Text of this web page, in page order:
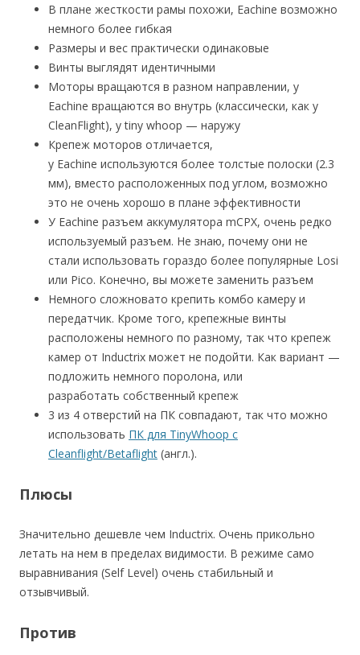
В плане жесткости рамы похожи, Eachine возможно
немного более гибкая
Размеры и вес практически одинаковые
Винты выглядят идентичными
Моторы вращаются в разном направлении, у
Eachine вращаются во внутрь (классически, как у
CleanFlight), у tiny whoop — наружу
Крепеж моторов отличается,
у Eachine используются более толстые полоски (2.3
мм), вместо расположенных под углом, возможно
это не очень хорошо в плане эффективности
У Eachine разъем аккумулятора mCPX, очень редко
используемый разъем. Не знаю, почему они не
стали использовать гораздо более популярные Losi
или Pico. Конечно, вы можете заменить разъем
Немного сложновато крепить комбо камеру и
передатчик. Кроме того, крепежные винты
расположены немного по разному, так что крепеж
камер от Inductrix может не подойти. Как вариант —
подложить немного поролона, или
разработать собственный крепеж
3 из 4 отверстий на ПК совпадают, так что можно
использовать ПК для TinyWhoop с
Cleanflight/Betaflight (англ.).
Плюсы
Значительно дешевле чем Inductrix. Очень прикольно
летать на нем в пределах видимости. В режиме само
выравнивания (Self Level) очень стабильный и
отзывчивый.
Против